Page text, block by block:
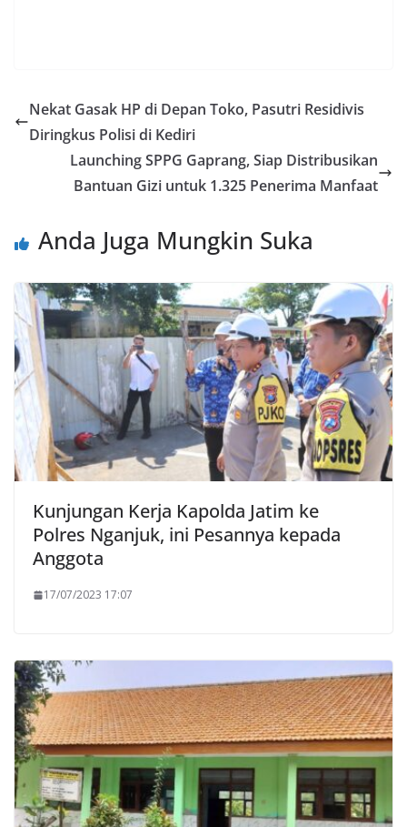
Nekat Gasak HP di Depan Toko, Pasutri Residivis
Diringkus Polisi di Kediri
Launching SPPG Gaprang, Siap Distribusikan
Bantuan Gizi untuk 1.325 Penerima Manfaat
Anda Juga Mungkin Suka
Kunjungan Kerja Kapolda Jatim ke
Polres Nganjuk, ini Pesannya kepada
Anggota
17/07/2023 17:07